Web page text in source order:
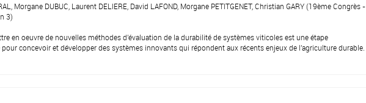
Morgane DUBUC, Laurent DELIERE, David LAFOND, Morgane PETITGENET, Christian GARY (19ème Congrès -
3)
en oeuvre de nouvelles méthodes d'évaluation de la durabilité de systèmes viticoles est une étape
concevoir et développer des systèmes innovants qui répondent aux récents enjeux de l'agriculture durable.